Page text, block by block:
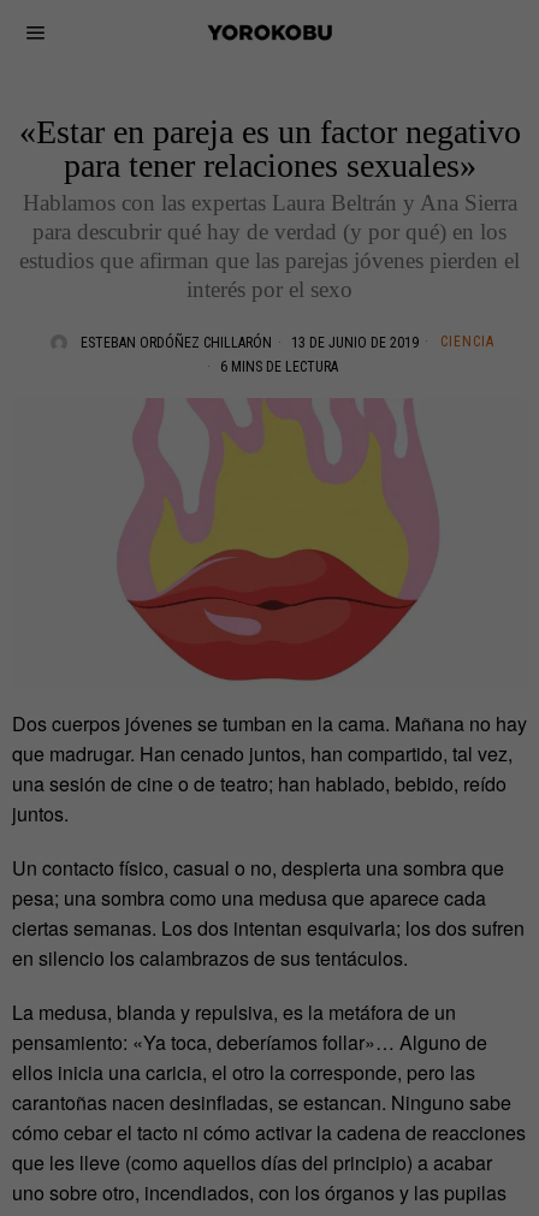
«Estar en pareja es un factor negativo
para tener relaciones sexuales»
Hablamos con las expertas Laura Beltrán y Ana Sierra
para descubrir qué hay de verdad (y por qué) en los
estudios que afirman que las parejas jóvenes pierden el
interés por el sexo
ESTEBAN ORDÓÑEZ CHILLARÓN 13 DE JUNIO DE 2019
CIENCIA
6 MINS DE LECTURA
Dos cuerpos jóvenes se tumban en la cama. Mañana no hay
que madrugar. Han cenado juntos, han compartido, tal vez,
una sesión de cine o de teatro; han hablado, bebido, reído
juntos.
Un contacto físico, casual o no, despierta una sombra que
pesa; una sombra como una medusa que aparece cada
ciertas semanas. Los dos intentan esquivarla; los dos sufren
en silencio los calambrazos de sus tentáculos.
La medusa, blanda y repulsiva, es la metáfora de un
pensamiento: «Ya toca, deberíamos follar»… Alguno de
ellos inicia una caricia, el otro la corresponde, pero las
carantoñas nacen desinfladas, se estancan. Ninguno sabe
cómo cebar el tacto ni cómo activar la cadena de reacciones
que les lleve (como aquellos días del principio) a acabar
uno sobre otro, incendiados, con los órganos y las pupilas